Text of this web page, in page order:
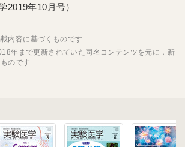
2019年10月号）
内容に基づくものです
年まで更新されていた同名コンテンツを元に，新
のです